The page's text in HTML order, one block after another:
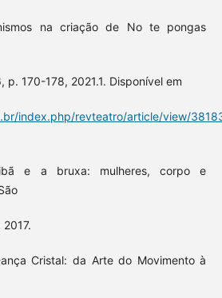
na criação de No te pongas
p. 170-178, 2021.1. Disponível em
index.php/revteatro/article/view/
e a bruxa: mulheres, corpo e
Cristal: da Arte do Movimento à